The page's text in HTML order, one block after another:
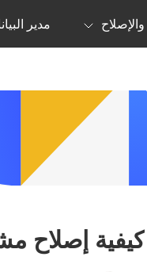
مدير
كيفية إصلاح